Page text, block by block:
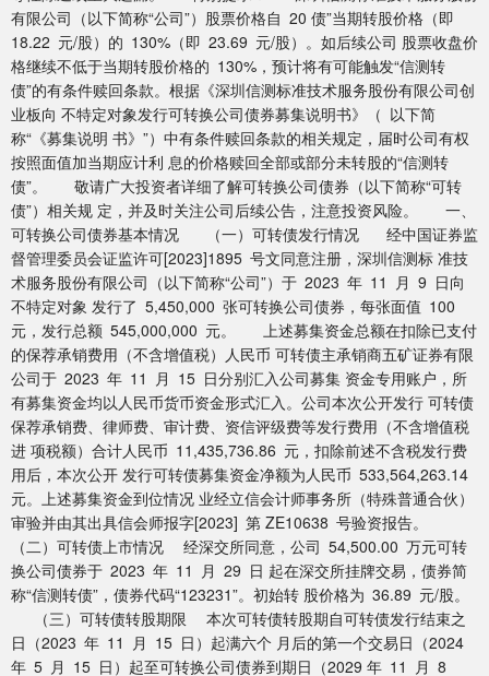
有限公司（以下简称“公司”）股票价格自 20 债”当期转股价格（即
18.22 元/股）的 130%（即 23.69 元/股）。如后续公司 股票收盘价
格继续不低于当期转股价格的 130%，预计将有可能触发“信测转
债”的有条件赎回条款。根据《深圳信测标准技术服务股份有限公司创
业板向 不特定对象发行可转换公司债券募集说明书》（ 以下简
称“《募集说明 书》”）中有条件赎回条款的相关规定，届时公司有权
按照面值加当期应计利 息的价格赎回全部或部分未转股的“信测转
债”。 敬请广大投资者详细了解可转换公司债券（以下简称“可转
债”）相关规 定，并及时关注公司后续公告，注意投资风险。 一、
可转换公司债券基本情况 （一）可转债发行情况 经中国证券监
督管理委员会证监许可[2023]1895 号文同意注册，深圳信测标 准技
术服务股份有限公司（以下简称“公司”）于 2023 年 11 月 9 日向
不特定对象 发行了 5,450,000 张可转换公司债券，每张面值 100
元，发行总额 545,000,000 元。 上述募集资金总额在扣除已支付
的保荐承销费用（不含增值税）人民币 可转债主承销商五矿证券有限
公司于 2023 年 11 月 15 日分别汇入公司募集 资金专用账户，所
有募集资金均以人民币货币资金形式汇入。公司本次公开发行 可转债
保荐承销费、律师费、审计费、资信评级费等发行费用（不含增值税
进 项税额）合计人民币 11,435,736.86 元，扣除前述不含税发行费
用后，本次公开 发行可转债募集资金净额为人民币 533,564,263.14
元。上述募集资金到位情况 业经立信会计师事务所（特殊普通合伙）
审验并由其出具信会师报字[2023] 第 ZE10638 号验资报告。
（二）可转债上市情况 经深交所同意，公司 54,500.00 万元可转
换公司债券于 2023 年 11 月 29 日 起在深交所挂牌交易，债券简
称“信测转债”，债券代码“123231”。初始转 股价格为 36.89 元/股。
（三）可转债转股期限 本次可转债转股期自可转债发行结束之
日（2023 年 11 月 15 日）起满六个 月后的第一个交易日（2024
年 5 月 15 日）起至可转换公司债券到期日（2029 年 11 月 8